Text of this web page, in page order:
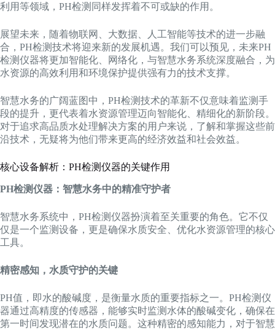
利用等领域，PH检测同样发挥着不可或缺的作用。
展望未来，随着物联网、大数据、人工智能等技术的进一步融
合，PH检测技术将迎来新的发展机遇。我们可以预见，未来PH
检测仪器将更加智能化、网络化，与智慧水务系统深度融合，为
水资源的高效利用和环境保护提供强有力的技术支撑。
智慧水务的广阔蓝图中，PH检测技术的革新不仅意味着监测手
段的提升，更代表着水资源管理迈向智能化、精细化的新阶段。
对于追求高品质水处理解决方案的用户来说，了解和掌握这些前
沿技术，无疑将为他们带来更高的经济效益和社会效益。
核心设备解析：PH检测仪器的关键作用
PH检测仪器：智慧水务中的精准守护者
智慧水务系统中，PH检测仪器扮演着至关重要的角色。它不仅
仅是一个监测设备，更是确保水质安全、优化水资源管理的核心
工具。
精密感知，水质守护的关键
PH值，即水的酸碱度，是衡量水质的重要指标之一。PH检测仪
器通过高精度的传感器，能够实时监测水体的酸碱变化，确保在
第一时间发现潜在的水质问题。这种精密的感知能力，对于智慧